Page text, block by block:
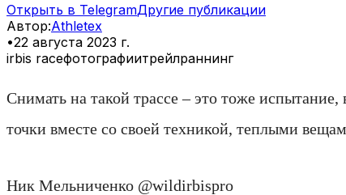
Открыть в TelegramДругие публикации
Автор:Athletex
•22 августа 2023 г.
irbis raceфотографиитрейлраннинг
Снимать на такой трассе – это тоже
точки вместе со своей техникой, теплыми
Ник Мельниченко @wildirbispro